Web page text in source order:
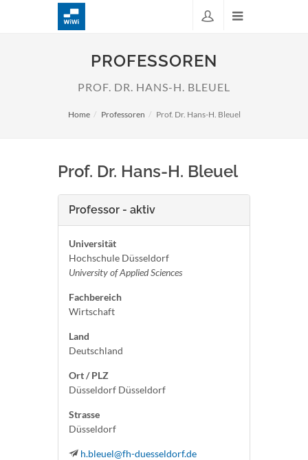
PROFESSOREN
PROF. DR. HANS-H. BLEUEL
Home Professoren Prof. Dr. Hans-H. Bleuel
Prof. Dr. Hans-H. Bleuel
Professor - aktiv
Universität
Hochschule Düsseldorf
University of Applied Sciences
Fachbereich
Wirtschaft
Land
Deutschland
Ort / PLZ
Düsseldorf Düsseldorf
Strasse
Düsseldorf
h.bleuel@fh-duesseldorf.de